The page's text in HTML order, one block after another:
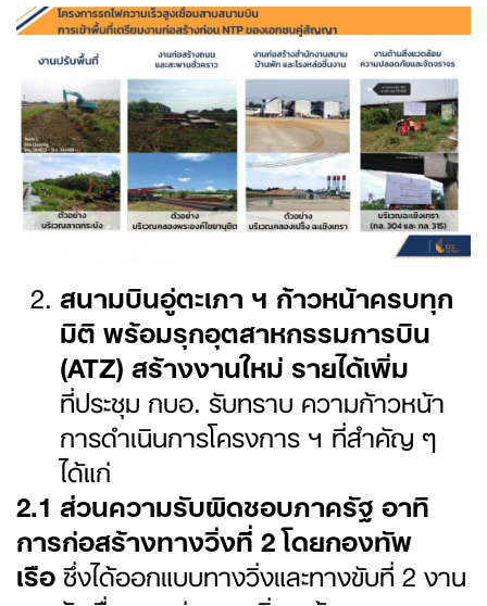
สนามบินอู่ตะเภา ฯ ก้าวหน้าครบทุก
มิติ พร้อมรุกอุตสาหกรรมการบิน
(ATZ) สร้างงานใหม่ รายได้เพิ่ม
ที่ประชุม กบอ. รับทราบ ความก้าวหน้า
การดำเนินการโครงการ ฯ ที่สำคัญ ๆ
ได้แก่
2.1 ส่วนความรับผิดชอบภาครัฐ อาทิ
การก่อสร้างทางวิ่งที่ 2 โดยกองทัพ
เรือซึ่งได้ออกแบบทางวิ่งและทางขับที่ 2 งาน